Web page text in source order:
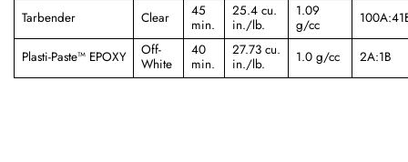
Tarbender Clear
45
min.
25.4 cu.
in./lb.
1.09
g/cc
Plasti-Paste™ EPOXY
Off-
White
40
min.
27.73 cu.
in./lb.
1.0 g/cc 2A:1B